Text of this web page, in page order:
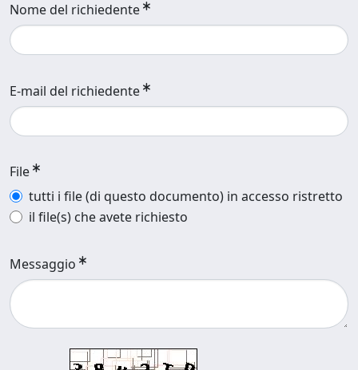
Nome del richiedente
E-mail del richiedente
File
tutti i file (di questo documento) in accesso ristretto
il file(s) che avete richiesto
Messaggio